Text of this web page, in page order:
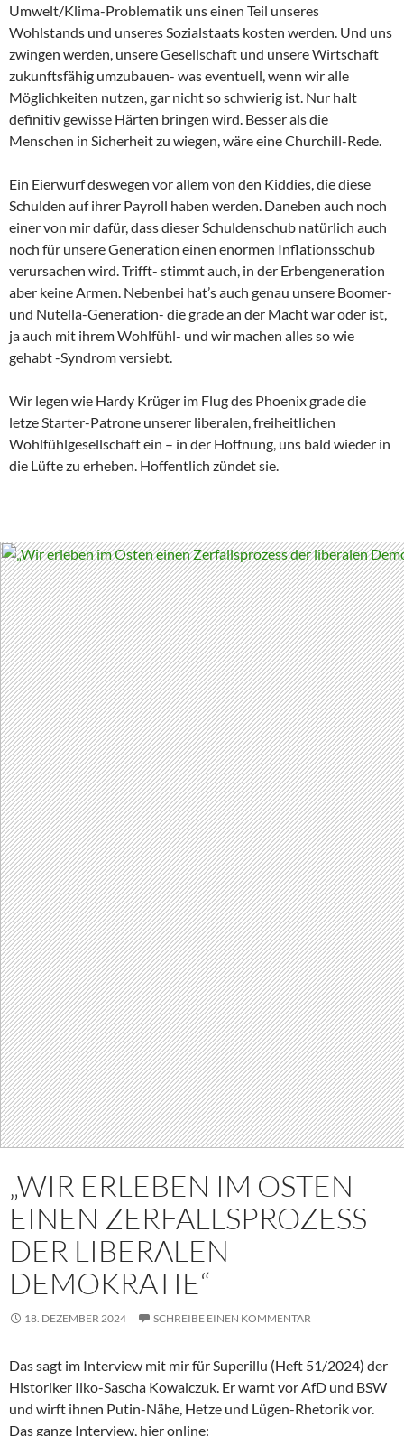
Umwelt/Klima-Problematik uns einen Teil unseres
Wohlstands und unseres Sozialstaats kosten werden. Und uns
zwingen werden, unsere Gesellschaft und unsere Wirtschaft
zukunftsfähig umzubauen- was eventuell, wenn wir alle
Möglichkeiten nutzen, gar nicht so schwierig ist. Nur halt
definitiv gewisse Härten bringen wird. Besser als die
Menschen in Sicherheit zu wiegen, wäre eine Churchill-Rede.
Ein Eierwurf deswegen vor allem von den Kiddies, die diese
Schulden auf ihrer Payroll haben werden. Daneben auch noch
einer von mir dafür, dass dieser Schuldenschub natürlich auch
noch für unsere Generation einen enormen Inflationsschub
verursachen wird. Trifft- stimmt auch, in der Erbengeneration
aber keine Armen. Nebenbei hat’s auch genau unsere Boomer-
und Nutella-Generation- die grade an der Macht war oder ist,
ja auch mit ihrem Wohlfühl- und wir machen alles so wie
gehabt -Syndrom versiebt.
Wir legen wie Hardy Krüger im Flug des Phoenix grade die
letze Starter-Patrone unserer liberalen, freiheitlichen
Wohlfühlgesellschaft ein – in der Hoffnung, uns bald wieder in
die Lüfte zu erheben. Hoffentlich zündet sie.
„WIR ERLEBEN IM OSTEN
EINEN ZERFALLSPROZESS
DER LIBERALEN
DEMOKRATIE“
18. DEZEMBER 2024 SCHREIBE EINEN KOMMENTAR
Das sagt im Interview mit mir für Superillu (Heft 51/2024) der
Historiker Ilko-Sascha Kowalczuk. Er warnt vor AfD und BSW
und wirft ihnen Putin-Nähe, Hetze und Lügen-Rhetorik vor.
Das ganze Interview, hier online: